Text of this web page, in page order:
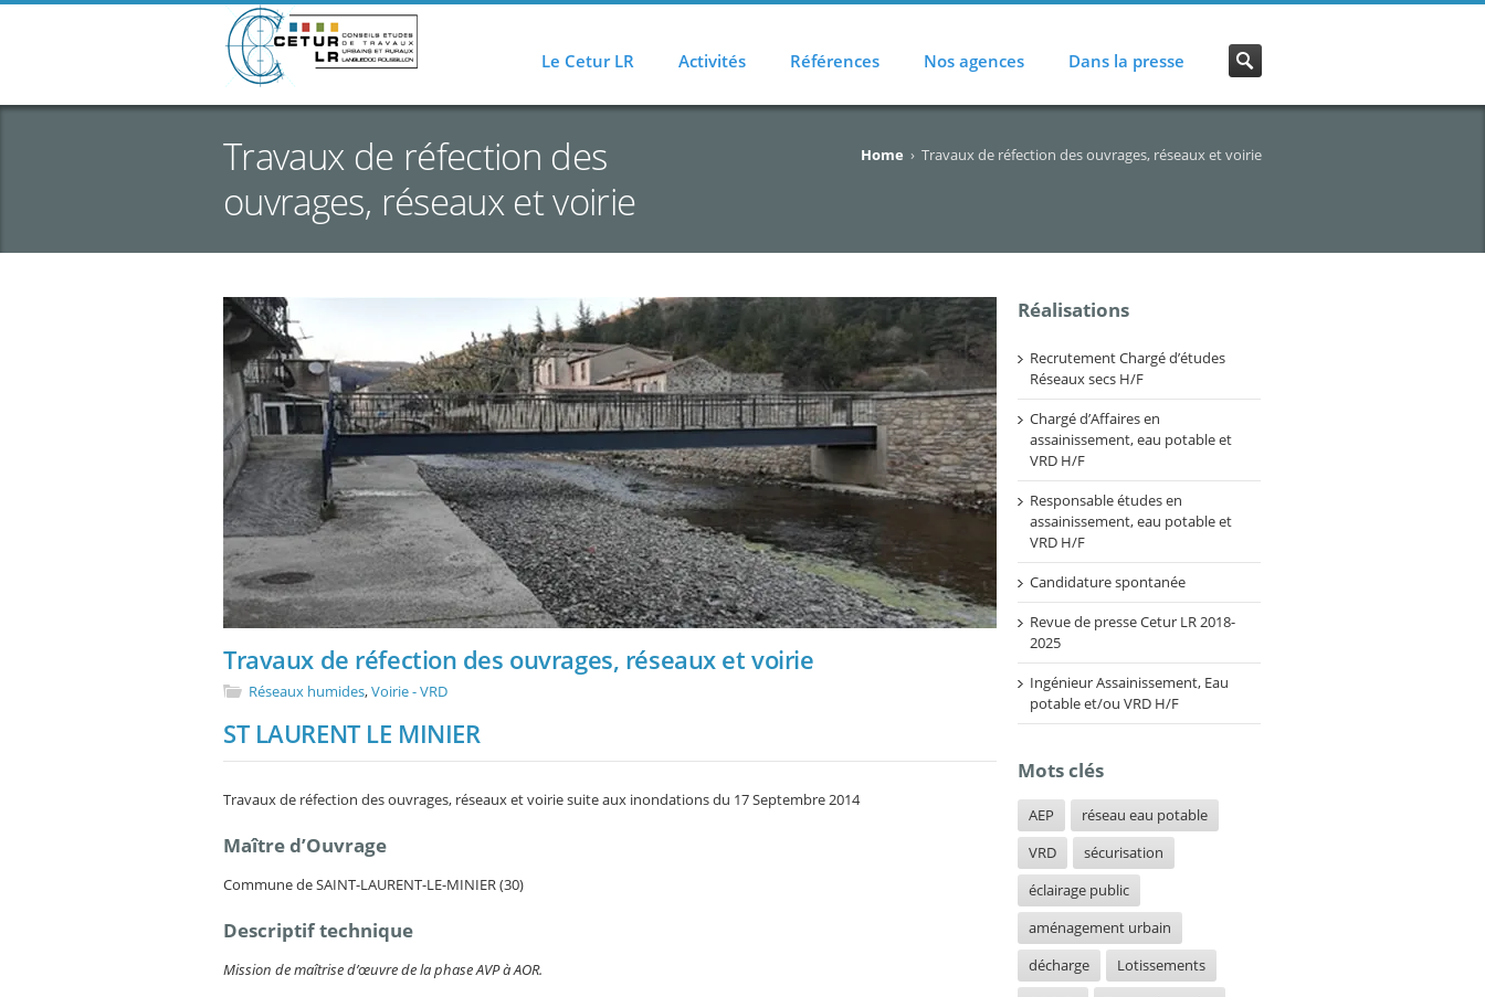
Le Cetur LR Activités Références Nos agences Dans la presse
Travaux de réfection des
ouvrages, réseaux et voirie
Home › Travaux de réfection des ouvrages, réseaux et voirie
Travaux de réfection des ouvrages, réseaux et voirie
Réseaux humides,Voirie - VRD
ST LAURENT LE MINIER
Travaux de réfection des ouvrages, réseaux et voirie suite aux inondations du 17 Septembre 2014
Maître d’Ouvrage
Commune de SAINT-LAURENT-LE-MINIER (30)
Descriptif technique
Mission de maîtrise d’œuvre de la phase AVP à AOR.
Réalisations
Recrutement Chargé d’études
Réseaux secs H/F
Chargé d’Affaires en
assainissement, eau potable et
VRD H/F
Responsable études en
assainissement, eau potable et
VRD H/F
Candidature spontanée
Revue de presse Cetur LR 2018-
2025
Ingénieur Assainissement, Eau
potable et/ou VRD H/F
Mots clés
AEP
réseau eau potable
VRD
sécurisation
éclairage public
aménagement urbain
décharge
Lotissements